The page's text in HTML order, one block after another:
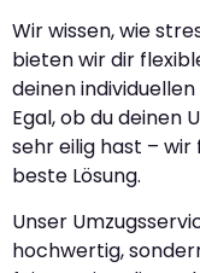
Wir wissen, wie
bieten wir dir
deinen
Egal, ob du deinen
sehr eilig hast –
beste Lösung.
Unser
hochwertig,